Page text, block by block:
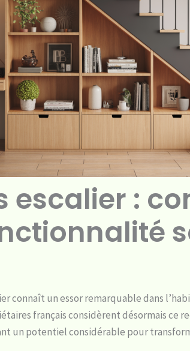
escalier :
connaît un essor remarquable dans
français considèrent désormais ce
un potentiel considérable pour